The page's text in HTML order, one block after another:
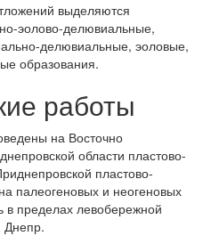
выделяются
эолово-делювиальные,
делювиальные, эоловые,
образования.
работы
на Восточно
области пластово-
пластово-
палеогеновых и неогеновых
в пределах левобережной
Днепр.